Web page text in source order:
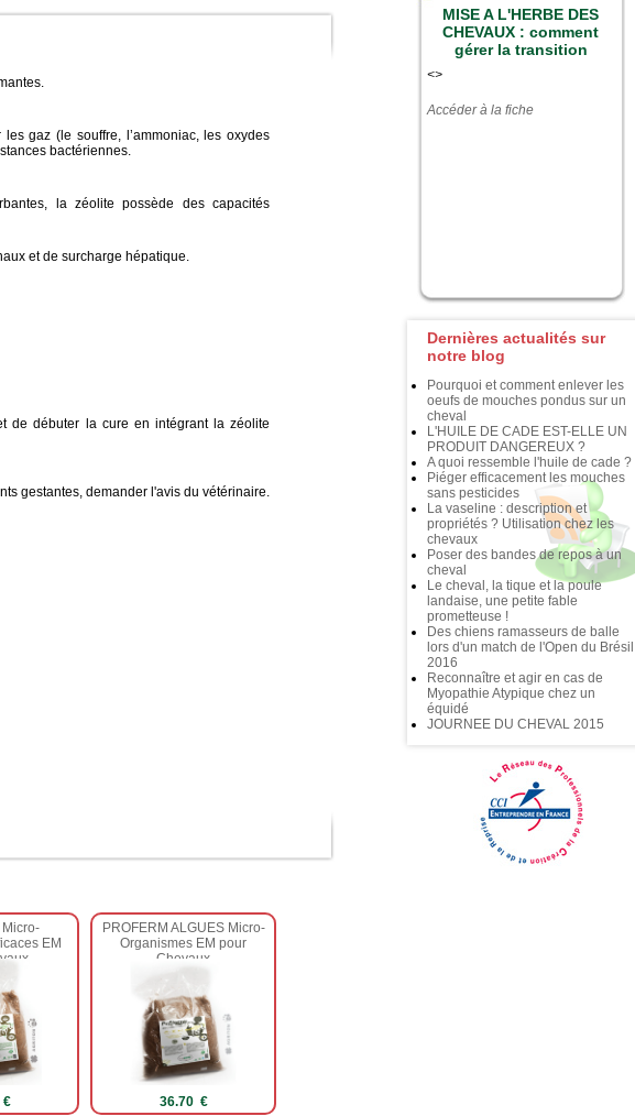
gaz (le souffre, l’ammoniac, les oxydes
bactériennes.
la zéolite possède des capacités
et de surcharge hépatique.
de débuter la cure en intégrant la zéolite
gestantes, demander l'avis du vétérinaire.
Micro-
EM
€
PROFERM ALGUES Micro-
Organismes EM pour
Chevaux
36.70 €
MISE A L'HERBE DES
CHEVAUX : comment
gérer la transition
<>
Accéder à la fiche
Dernières actualités sur
notre blog
Pourquoi et comment enlever les
oeufs de mouches pondus sur un
cheval
L'HUILE DE CADE EST-ELLE UN
PRODUIT DANGEREUX ?
A quoi ressemble l'huile de cade ?
Piéger efficacement les mouches
sans pesticides
La vaseline : description et
propriétés ? Utilisation chez les
chevaux
Poser des bandes de repos à un
cheval
Le cheval, la tique et la poule
landaise, une petite fable
prometteuse !
Des chiens ramasseurs de balle
lors d'un match de l'Open du Brésil
2016
Reconnaître et agir en cas de
Myopathie Atypique chez un
équidé
JOURNEE DU CHEVAL 2015